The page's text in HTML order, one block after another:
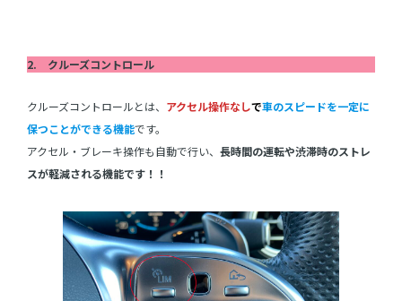
2. クルーズコントロール
クルーズコントロールとは、 アクセル操作なしで車のスピードを一定に
保つことができる機能です。
アクセル・ブレーキ操作も自動で行い、 長時間の運転や渋滞時のストレ
スが軽減される機能です！！